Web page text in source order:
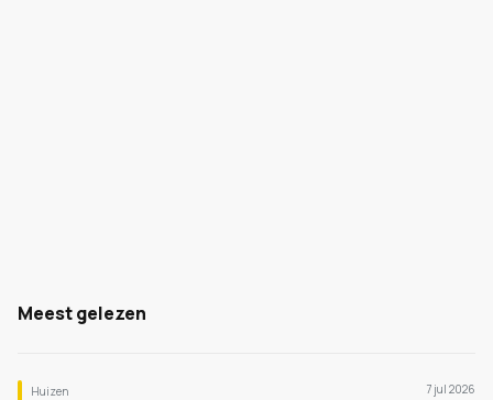
Meest gelezen
Huizen 7 jul 2026